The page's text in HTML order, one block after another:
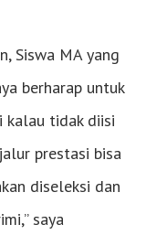
Siswa MA yang
berharap untuk
kalau tidak diisi
prestasi bisa
diseleksi dan
saya